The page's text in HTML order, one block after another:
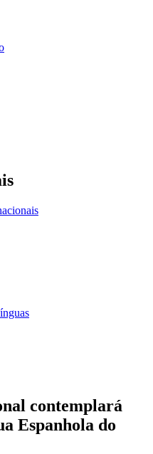
contemplará
Espanhola do